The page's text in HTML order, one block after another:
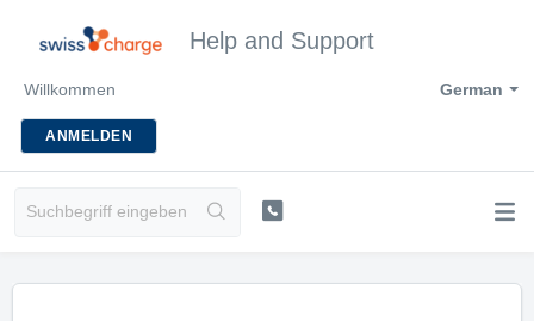
Help and Support
German
Willkommen
ANMELDEN